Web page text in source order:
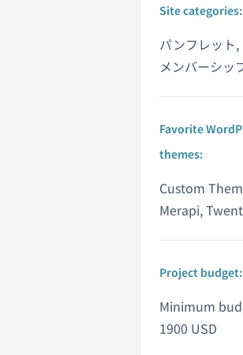
Site categories:
パンフレット,
メンバーシッ
Favorite
themes:
Custom
Merapi,
Project budget:
Minimum
1900 USD